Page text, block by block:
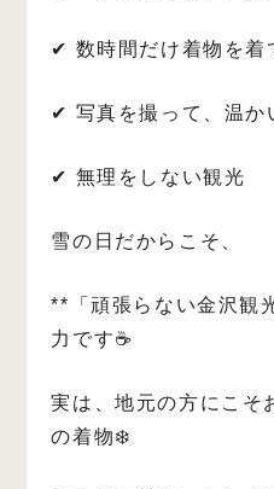
✔ 数時間だけ着物を着
✔ 写真を撮って、温か
✔ 無理をしない観光
雪の日だからこそ、
**「頑張らない金沢観
力です☕️
実は、地元の方にこそ
の着物❄️